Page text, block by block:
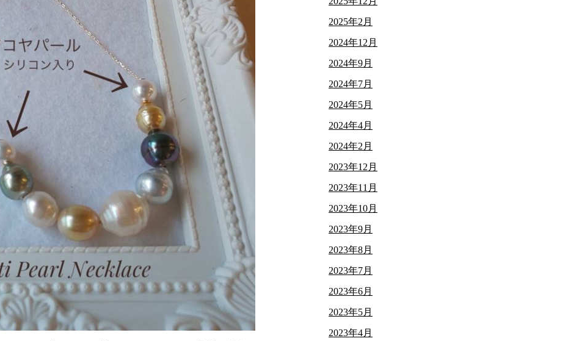
2025年2月
2024年12月
2024年9月
2024年7月
2024年5月
2024年4月
2024年2月
2023年12月
2023年11月
2023年10月
2023年9月
2023年8月
2023年7月
2023年6月
2023年5月
2023年4月